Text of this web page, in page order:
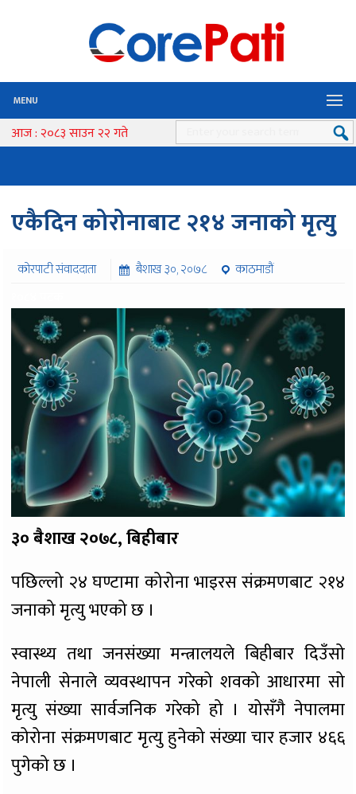
MENU
आज : २०८३ साउन २२ गते
एकैदिन कोरोनाबाट २१४ जनाको मृत्यु
कोरपाटी संवाददाता बैशाख ३०, २०७८
काठमाडौं
३० बैशाख २०७८, बिहीबार
पछिल्लो २४ घण्टामा कोरोना भाइरस संक्रमणबाट २१४
जनाको मृत्यु भएको छ ।
स्वास्थ्य तथा जनसंख्या मन्त्रालयले बिहीबार दिउँसो
नेपाली सेनाले व्यवस्थापन गरेको शवको आधारमा सो
मृत्यु संख्या सार्वजनिक गरेको हो । योसँगै नेपालमा
कोरोना संक्रमणबाट मृत्यु हुनेको संख्या चार हजार ४६६
पुगेको छ ।